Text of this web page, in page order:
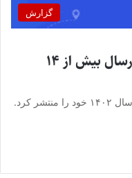
گزارش
گزارش عملکرد سال ۱۴۰۲ زپ؛ ارسال بیش از ۱۴
استارتاپ لجستیک «زپ» گزارش عملکرد سال ۱۴۰۲ خود را منتشر کرد.